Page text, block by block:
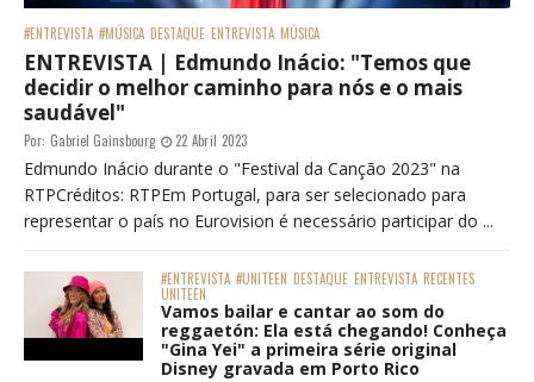
#ENTREVISTA #MÚSICA DESTAQUE ENTREVISTA MÚSICA
ENTREVISTA | Edmundo Inácio: "Temos que
decidir o melhor caminho para nós e o mais
saudável"
Por: Gabriel Gainsbourg 22 Abril 2023
Edmundo Inácio durante o "Festival da Canção 2023" na
RTPCréditos: RTPEm Portugal, para ser selecionado para
representar o país no Eurovision é necessário participar do ...
#ENTREVISTA #UNITEEN DESTAQUE ENTREVISTA RECENTES
UNITEEN
Vamos bailar e cantar ao som do
reggaetón: Ela está chegando! Conheça
"Gina Yei" a primeira série original
Disney gravada em Porto Rico